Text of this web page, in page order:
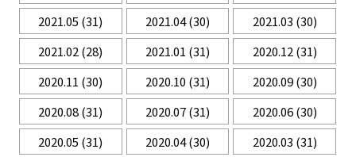
2021.05 (31) 2021.04(30) 2021.03 (30)
2021.02(28) 2021.01 (31) 2020.12(31)
2020.11 (30) 2020.10 (31) 2020.09(30)
2020.08(31) 2020.07(31) 2020.06(30)
2020.05 (31) 2020.04(30) 2020.03 (31)